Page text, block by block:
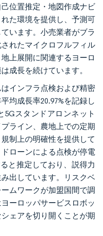
位置推定・地図作成ナビ
た環境を提供し、予測可
います。小売業者がブラ
れたマイクロフルフィル
上展開に関連するヨーロ
成長を続けています。
インフラ点検および精密
均成長率20.97%を記録し
スタンドアロンネット
ライン、農地上での定期
制上の明確性を提供して
ローンによる点検が停電
と推定しており、説得力
出しています。リスクベ
ムワークが加盟国間で調
ーロッパサービスロボッ
ェアを切り開くことが期